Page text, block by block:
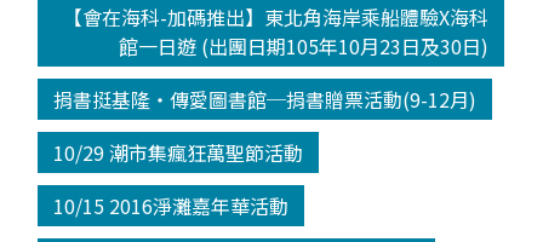
【會在海科-加碼推出】東北角海岸乘船體驗X海科
館一日遊 (出團日期105年10月23日及30日)
捐書挺基隆‧傳愛圖書館─捐書贈票活動(9-12月)
10/29 潮市集瘋狂萬聖節活動
10/15 2016淨灘嘉年華活動